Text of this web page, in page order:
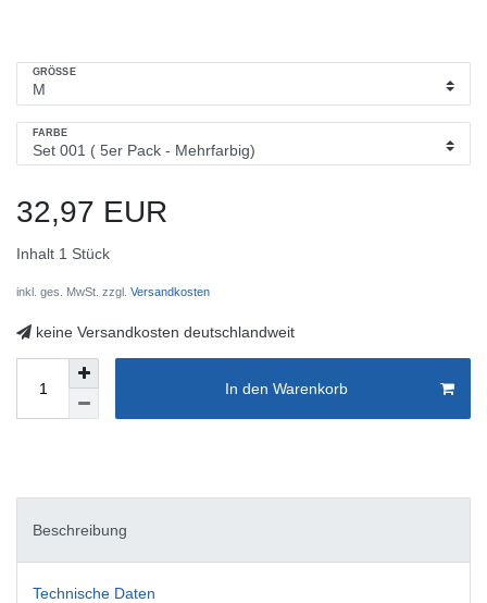
GRÖSSE
FARBE
32,97 EUR
Inhalt 1 Stück
inkl. ges. MwSt. zzgl. Versandkosten
keine Versandkosten deutschlandweit
In den Warenkorb
Beschreibung
Technische Daten